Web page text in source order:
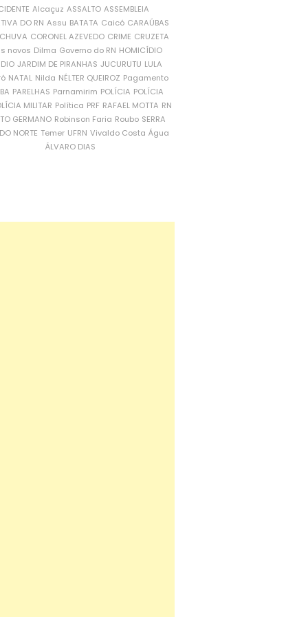
Alcaçuz ASSALTO ASSEMBLEIA
DO RN Assu BATATA Caicó CARAÚBAS
CORONEL AZEVEDO CRIME CRUZETA
novos Dilma Governo do RN HOMICÍDIO
JARDIM DE PIRANHAS JUCURUTU LULA
NATAL Nilda NÉLTER QUEIROZ Pagamento
PARELHAS Parnamirim POLÍCIA POLÍCIA
MILITAR Política PRF RAFAEL MOTTA RN
GERMANO Robinson Faria Roubo SERRA
NORTE Temer UFRN Vivaldo Costa Água
ÁLVARO DIAS